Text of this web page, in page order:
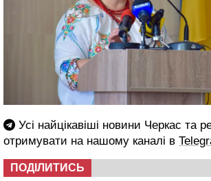
Усі найцікавіші новини Черкас та
отримувати на нашому каналі в
ПОДІЛИТИСЬ